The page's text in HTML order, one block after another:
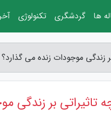
موجودات زنده می
بر زندگی
ها گردشگری تکنولوژی